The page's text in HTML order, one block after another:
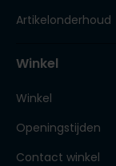
Artikelonderhoud
Winkel
Winkel
Openingstijden
Contact winkel